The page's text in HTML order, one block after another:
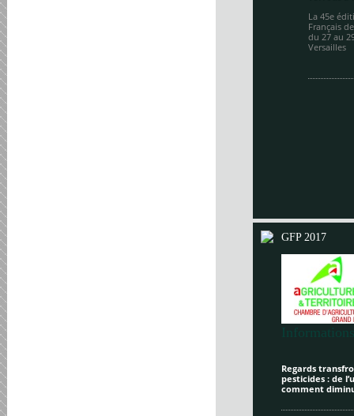
La 45e
Français
du 27 au
Versailles
GFP 2017
Regards
pesticides : de
comment